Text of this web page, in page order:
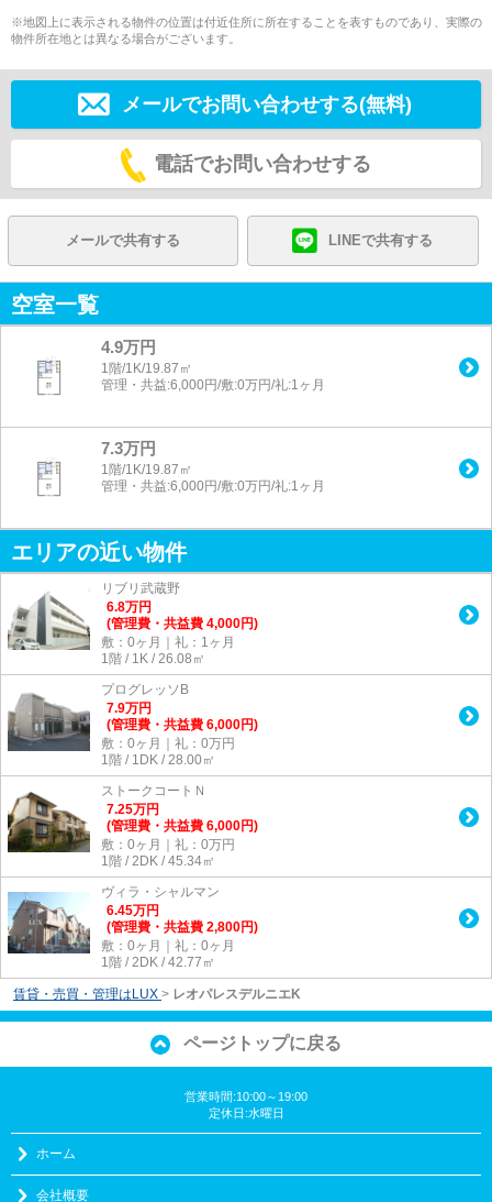
※地図上に表示される物件の位置は付近住所に所在することを表すものであり、実際の
物件所在地とは異なる場合がございます。
メールでお問い合わせする(無料)
電話でお問い合わせする
メールで共有する LINEで共有する
空室一覧
4.9万円
1階/1K/19.87㎡
管理・共益:6,000円/敷:0万円/礼:1ヶ月
7.3万円
1階/1K/19.87㎡
管理・共益:6,000円/敷:0万円/礼:1ヶ月
エリアの近い物件
リブリ武蔵野
6.8万円
(管理費・共益費 4,000円)
敷：0ヶ月｜礼：1ヶ月
1階 / 1K / 26.08㎡
プログレッソB
7.9万円
(管理費・共益費 6,000円)
敷：0ヶ月｜礼：0万円
1階 / 1DK / 28.00㎡
ストークコートＮ
7.25万円
(管理費・共益費 6,000円)
敷：0ヶ月｜礼：0万円
1階 / 2DK / 45.34㎡
ヴィラ・シャルマン
6.45万円
(管理費・共益費 2,800円)
敷：0ヶ月｜礼：0ヶ月
1階 / 2DK / 42.77㎡
賃貸・売買・管理はLUX > レオパレスデルニエK
ページトップに戻る
営業時間:10:00～19:00
定休日:水曜日
ホーム
会社概要